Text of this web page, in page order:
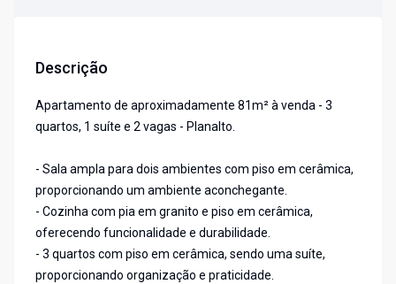
Descrição
Apartamento de aproximadamente 81m² à venda - 3
quartos, 1 suíte e 2 vagas - Planalto.
- Sala ampla para dois ambientes com piso em cerâmica,
proporcionando um ambiente aconchegante.
- Cozinha com pia em granito e piso em cerâmica,
oferecendo funcionalidade e durabilidade.
- 3 quartos com piso em cerâmica, sendo uma suíte,
proporcionando organização e praticidade.